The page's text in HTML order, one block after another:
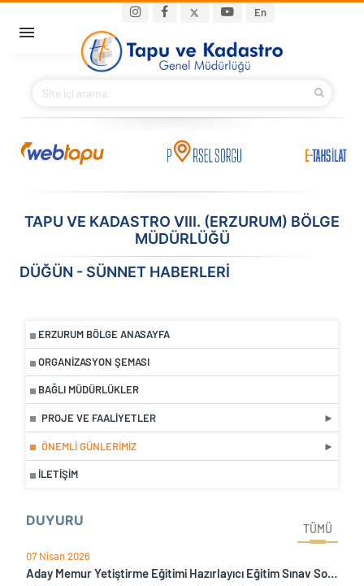
En
Main navigation
BAKANIMIZ
KURUMSAL
İLETIŞIM
TAPU VE KADASTRO VIII. (ERZURUM) BÖLGE
MÜDÜRLÜĞÜ
ERZURUM BÖLGE ANASAYFA
ORGANIZASYON ŞEMASI
BAĞLI MÜDÜRLÜKLER
PROJE VE FAALIYETLER
ÖNEMLI GÜNLERIMIZ
İLETIŞIM
DUYURU
TÜMÜ
07 Nisan 2026
Aday Memur Yetiştirme Eğitimi Hazırlayıcı Eğitim Sınav Sonucu
DÜĞÜN - SÜNNET HABERLERİ